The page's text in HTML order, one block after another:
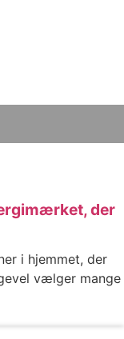
der
i hjemmet, der
vælger mange